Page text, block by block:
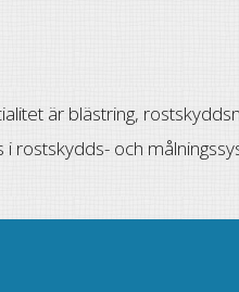
är blästring,
rostskydds- och